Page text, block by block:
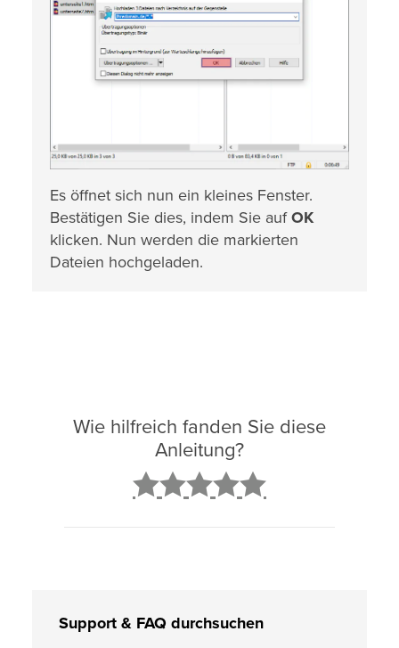
Es öffnet sich nun ein kleines Fenster.
Bestätigen Sie dies, indem Sie aufOK
klicken. Nun werden die markierten
Dateien hochgeladen.
Wie hilfreich fanden Sie diese
Anleitung?
Support & FAQ durchsuchen